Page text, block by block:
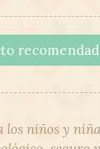
niños y